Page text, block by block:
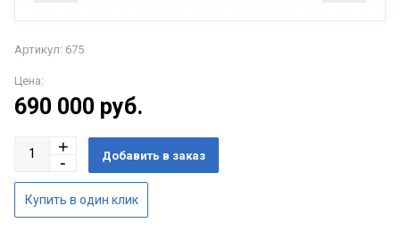
Артикул: 675
Цена:
690 000 руб.